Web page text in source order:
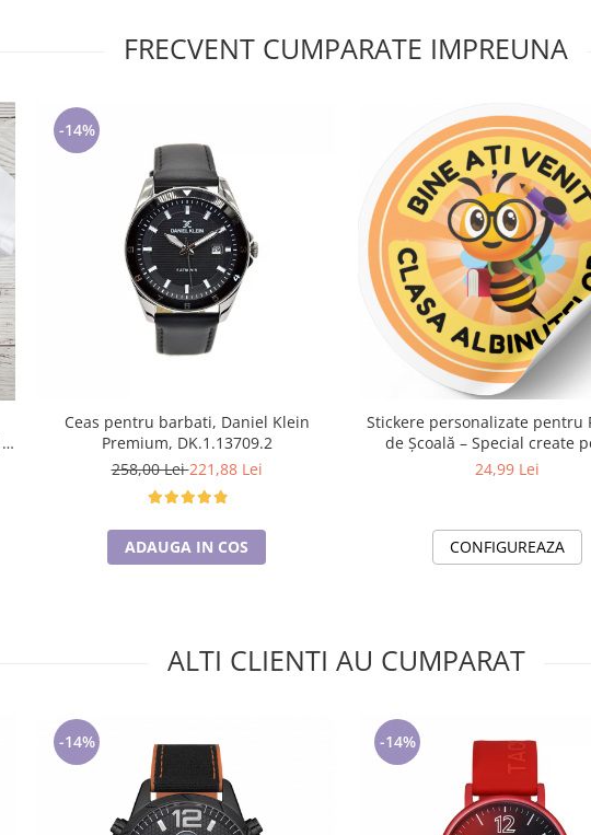
FRECVENT CUMPARATE IMPREUNA
-14%
Ceas pentru barbati, Daniel Klein
Premium, DK.1.13709.2
258,00 Lei221,88 Lei
ADAUGA IN COS
Stickere personalizate pentru
de Școală – Special create
Educatori și Învățători
24,99 Lei
CONFIGUREAZA
ALTI CLIENTI AU CUMPARAT
-14% -14%